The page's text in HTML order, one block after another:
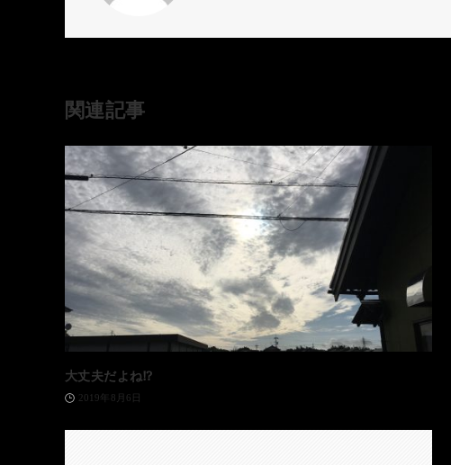
関連記事
大丈夫だよね⁉️
2019年8月6日